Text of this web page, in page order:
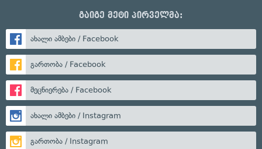
გაიგე მეტი პირველმა:
ახალი ამბები / Facebook
გართობა / Facebook
მეცნიერება / Facebook
ახალი ამბები / Instagram
გართობა / Instagram